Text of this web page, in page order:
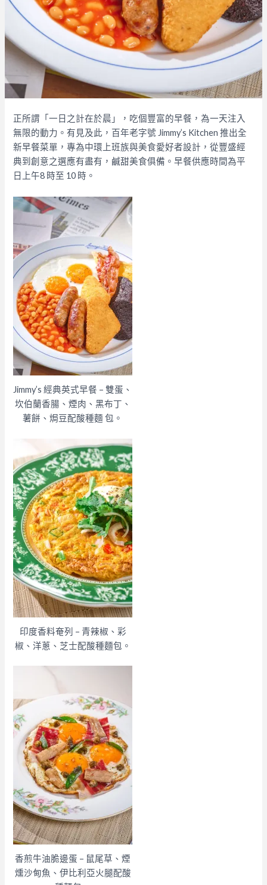
正所謂「一日之計在於晨」，吃個豐富的早餐，為一天注入
無限的動力。有見及此，百年老字號 Jimmy’s Kitchen 推出全
新早餐菜單，專為中環上班族與美食愛好者設計，從豐盛經
典到創意之選應有盡有，鹹甜美食俱備。早餐供應時間為平
日上午8 時至 10 時。
Jimmy’s 經典英式早餐 – 雙蛋、
坎伯蘭香腸、煙肉、黑布丁、
薯餅、焗豆配酸種麵 包。
印度香料奄列 – 青辣椒、彩
椒、洋蔥、芝士配酸種麵包。
香煎牛油脆邊蛋 – 鼠尾草、煙
燻沙甸魚、伊比利亞火腿配酸